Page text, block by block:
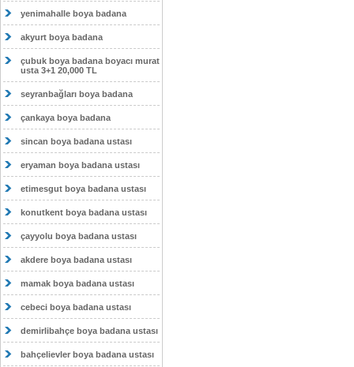
yenimahalle boya badana
akyurt boya badana
çubuk boya badana boyacı murat
usta 3+1 20,000 TL
seyranbağları boya badana
çankaya boya badana
sincan boya badana ustası
eryaman boya badana ustası
etimesgut boya badana ustası
konutkent boya badana ustası
çayyolu boya badana ustası
akdere boya badana ustası
mamak boya badana ustası
cebeci boya badana ustası
demirlibahçe boya badana ustası
bahçelievler boya badana ustası